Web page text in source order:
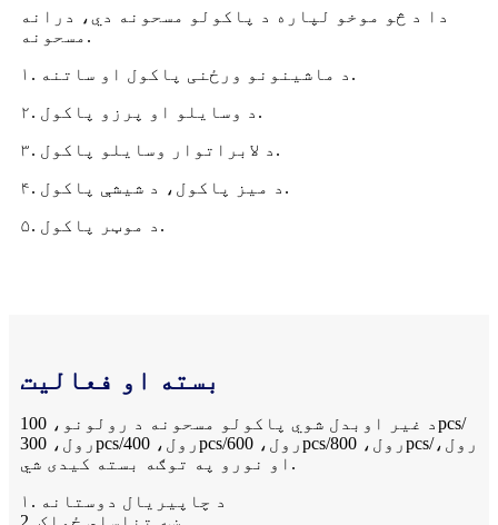
دا د څو موخو لپاره د پاکولو مسحونه دي، درانه
مسحونه.
۱. د ماشینونو ورځنی پاکول او ساتنه.
۲. د وسایلو او پرزو پاکول.
۳. د لابراتوار وسایلو پاکول.
۴. د میز پاکول، د شیشې پاکول.
۵. د موټر پاکول.
بسته او فعالیت
د غیر اوبدل شوي پاکولو مسحونه د رولونو، 100pcs/
رول، 300pcs/رول، 400pcs/رول، 600pcs/رول، 800pcs/رول،
او نورو په توګه بسته کیدی شي.
۱. د چاپیریال دوستانه